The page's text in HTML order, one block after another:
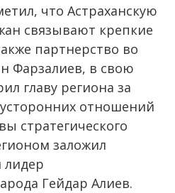
что Астраханскую
связывают крепкие
партнерство во
Фарзалиев, в свою
главу региона за
отношений
стратегического
заложил
Гейдар Алиев.